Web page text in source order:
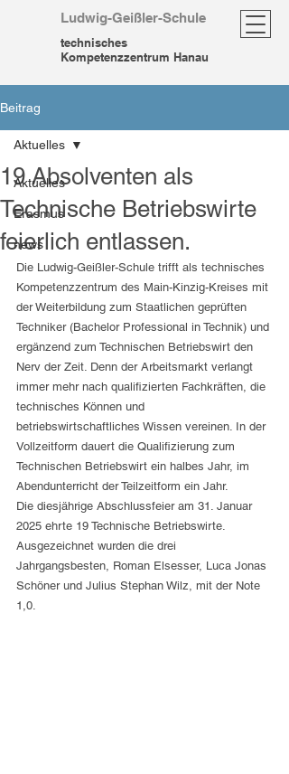
Ludwig-Geißler-Schule
technisches
Kompetenzzentrum Hanau
Beitrag
Aktuelles
Erasmus
news
Aktuelles
19 Absolventen als
Technische Betriebswirte
feierlich entlassen.
Die Ludwig-Geißler-Schule trifft als technisches
Kompetenzzentrum des Main-Kinzig-Kreises mit
der Weiterbildung zum Staatlichen geprüften
Techniker (Bachelor Professional in Technik) und
ergänzend zum Technischen Betriebswirt den
Nerv der Zeit. Denn der Arbeitsmarkt verlangt
immer mehr nach qualifizierten Fachkräften, die
technisches Können und
betriebswirtschaftliches Wissen vereinen. In der
Vollzeitform dauert die Qualifizierung zum
Technischen Betriebswirt ein halbes Jahr, im
Abendunterricht der Teilzeitform ein Jahr.
Die diesjährige Abschlussfeier am 31. Januar
2025 ehrte 19 Technische Betriebswirte.
Ausgezeichnet wurden die drei
Jahrgangsbesten, Roman Elsesser, Luca Jonas
Schöner und Julius Stephan Wilz, mit der Note
1,0.